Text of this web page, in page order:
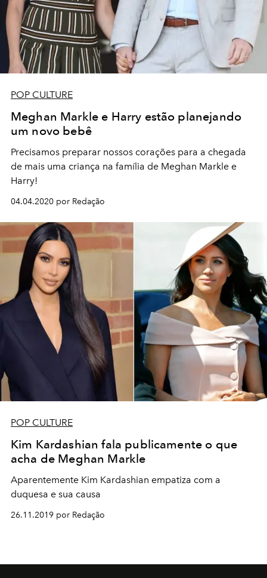
POP CULTURE
Meghan Markle e Harry estão planejando
um novo bebê
Precisamos preparar nossos corações para a chegada
de mais uma criança na família de Meghan Markle e
Harry!
04.04.2020 por Redação
POP CULTURE
Kim Kardashian fala publicamente o que
acha de Meghan Markle
Aparentemente Kim Kardashian empatiza com a
duquesa e sua causa
26.11.2019 por Redação